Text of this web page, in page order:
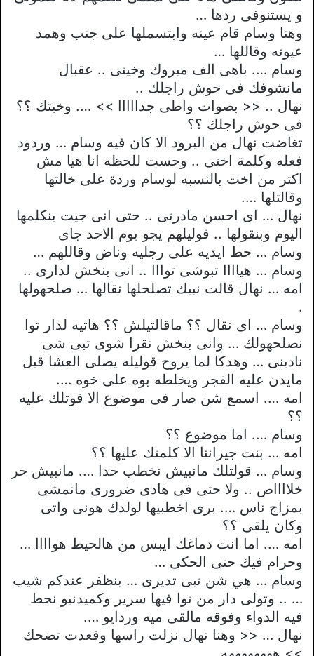
و يستنوفى ردها …
وهنا وسام قام عينه وابتسملها على جنب وهمد
عيونه وقاللها …
وسام …. باهى الف مبروك وخيتى .. عقبال
مانشوفك فى حوش راجلك ..
نهال .. << بصوات واطى جدااااا >> …. وخيتك ؟؟
فى حوش راجلك ؟؟
تغاضت نهال من البرود الا كان فيه وسام … وردود
فعله وكلمة اختى .. وحست للحظه انا هيا مش
اكتر من اخت بالنسبه لوسام وردة على خالتها
وقالتلها ….
نهال … اى احسن مادرتى .. حتى انى جيت بنكلمها
اليوم وبنقولها .. قوليلهم يجو يوم الاحد جاى
وسام … حط ايديه على رجليه وناض وقاللهم …
وسام … هياااا تبوشى توااا .. انى بنخش لدارى ..
امه … نهال قالت نبيك تصلحلها نقالها … صلحهولها
.
وسام … اى نقال ؟؟ ماقالتيلش ؟؟ هاتيه لدار توا
نصلحهولك … وانى بنخش نقرا شوى تبى شى
نادينى … وهدكا لما يروح قوليله يصلى العشا قبل
مايدن عليه الفجر ويخلطه بوه على خوه ….
امه …. اسمع شن صار فى موضوع الا قوتلك عليه
؟؟
وسام …. اما موضوع ؟؟
امه … بنت جيراننا الا كلمتك عليها ؟؟
وسام … قولتلك مانبيش نخطب حدا …. مانبيش حر
خلااااص .. ولا حتى فى هادى ضرورى مانمشى
بمزاج ناس …. برى اخطبيها لولدك هونى واتى
وكان يلقى ؟؟
امه …. اما انت دماغك ايبس من هالحيط هواااا …
وحرام فيك حتى الحكى …
وسام … هي شن تبى تديرى … بنظفر عندكم شيب
… .. وتولى دار من توا فيها سرير وكميدنيو نحط
فيه الدواء وفوقه مالقى ميه وردايو ….
نهال … << وهنا نهال نزلت راسها وقعدت تضحك